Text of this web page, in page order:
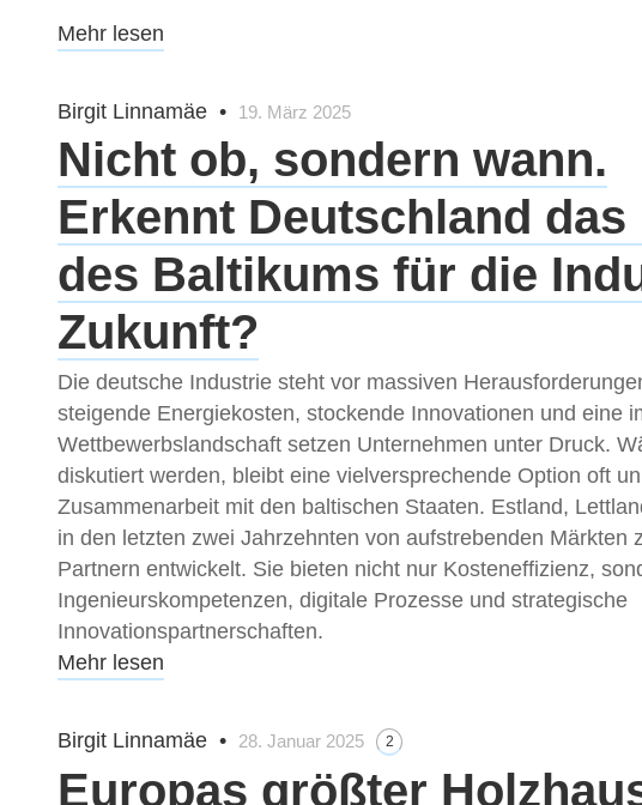
Mehr lesen
Birgit Linnamäe • 19. März 2025
Nicht ob, sondern wann.
Erkennt Deutschland das
des Baltikums für die
Zukunft?
Die deutsche Industrie steht vor massiven
steigende Energiekosten, stockende Innovationen und eine
Wettbewerbslandschaft setzen Unternehmen unter Druck.
diskutiert werden, bleibt eine vielversprechende Option oft
Zusammenarbeit mit den baltischen Staaten. Estland,
in den letzten zwei Jahrzehnten von aufstrebenden Märkten
Partnern entwickelt. Sie bieten nicht nur Kosteneffizienz,
Ingenieurskompetenzen, digitale Prozesse und strategische
Innovationspartnerschaften.
Mehr lesen
Birgit Linnamäe • 28. Januar 2025 2
Europas größter